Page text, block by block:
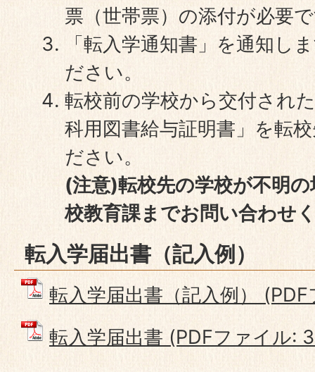
票（世帯票）の添付が必要
「転入学通知書」を通知し
ださい。
転校前の学校から交付され
科用図書給与証明書」を転
ださい。
(注意)転校先の学校が不明
校教育課までお問い合わせ
転入学届出書（記入例）
転入学届出書（記入例）
転入学届出書 (PDFファイル: